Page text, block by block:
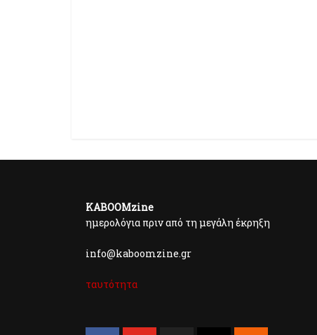
KABOOMzine
ημερολόγια πριν από τη μεγάλη έκρηξη
info@kaboomzine.gr
ταυτότητα